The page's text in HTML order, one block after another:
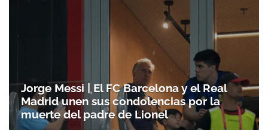
Jorge Messi | El FC Barcelona y el Real
Madrid unen sus condolencias por la
muerte del padre de Lionel